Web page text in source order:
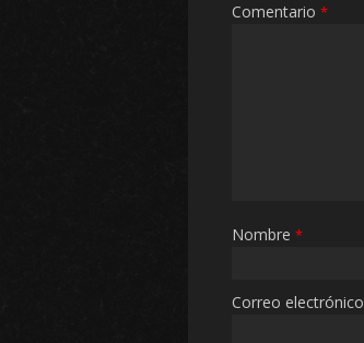
Comentario *
Nombre *
Correo electrónico